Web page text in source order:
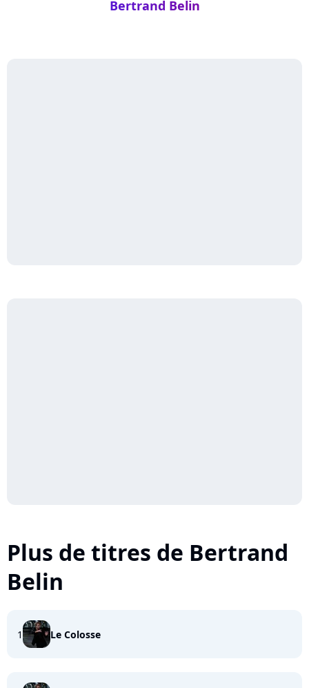
Bertrand Belin
Plus de titres de Bertrand
Belin
1 Le Colosse